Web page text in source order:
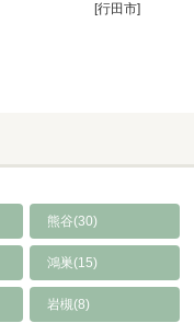
[行田市]
熊谷(30)
鴻巣(15)
岩槻(8)